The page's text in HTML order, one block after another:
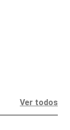
Ver todos